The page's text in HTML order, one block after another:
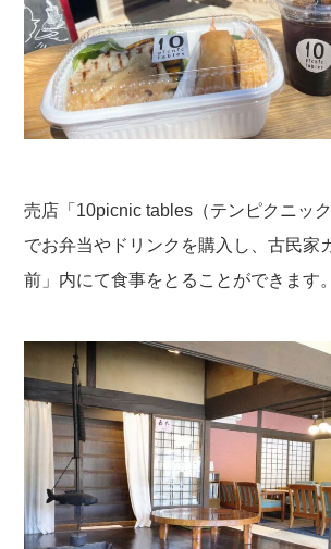
売店「10picnic tables（テンピクニッ
でお弁当やドリンクを購入し、古民家
前」内にて食事をとることができます。